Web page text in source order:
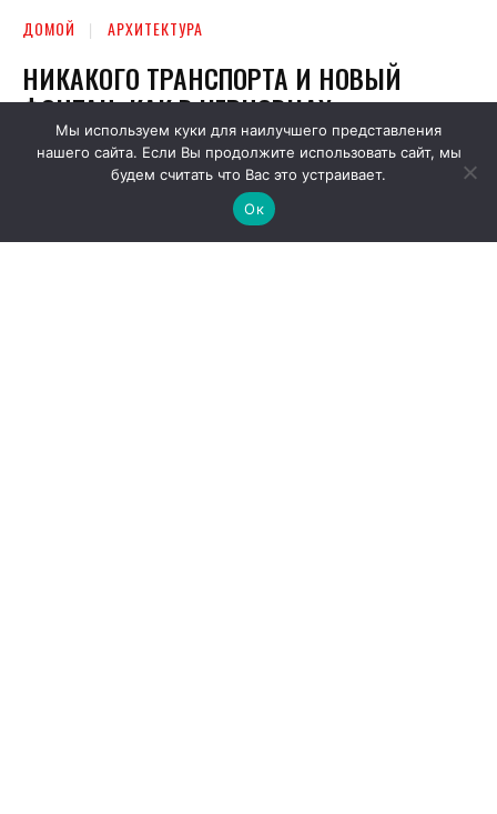
Мы используем куки для наилучшего представления
нашего сайта. Если Вы продолжите использовать сайт, мы
будем считать что Вас это устраивает.
Ок